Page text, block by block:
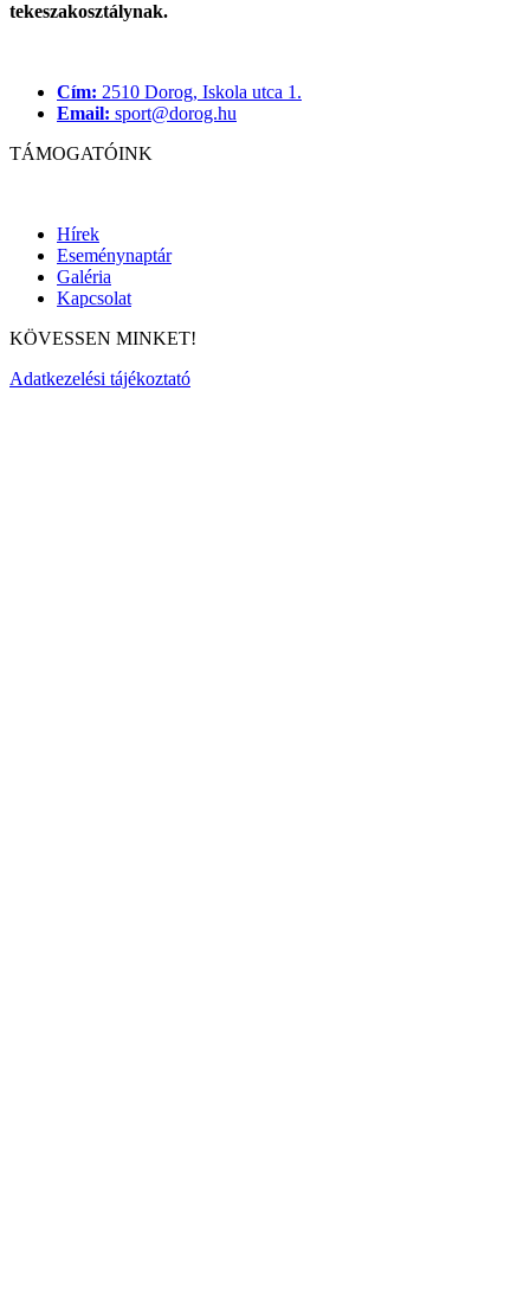
tekeszakosztálynak.
Cím: 2510 Dorog, Iskola utca 1.
Email: sport@dorog.hu
TÁMOGATÓINK
Hírek
Eseménynaptár
Galéria
Kapcsolat
KÖVESSEN MINKET!
Adatkezelési tájékoztató